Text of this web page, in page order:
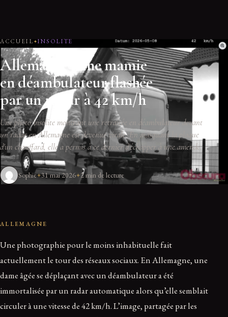
ACCUEIL INSOLITE
Allemagne : une mamie
en déambulateur flashée
par un radar à 42 km/h
Une photo insolite montrant une retraitée en déambulateur devant
un radar en Allemagne est devenue virale. En masquant la plaque
d'un chauffard, elle a permis à ce dernier d'échapper à une amende.
Sophie 31 mai 2026 2 min de lecture
ALLEMAGNE
Une photographie pour le moins inhabituelle fait
actuellement le tour des réseaux sociaux. En Allemagne, une
dame âgée se déplaçant avec un déambulateur a été
immortalisée par un radar automatique alors qu’elle semblait
circuler à une vitesse de 42 km/h. L’image, partagée par les